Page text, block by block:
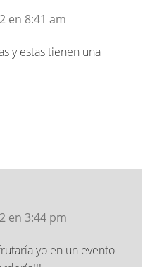
en 8:41 am
y estas tienen una
en 3:44 pm
yo en un evento